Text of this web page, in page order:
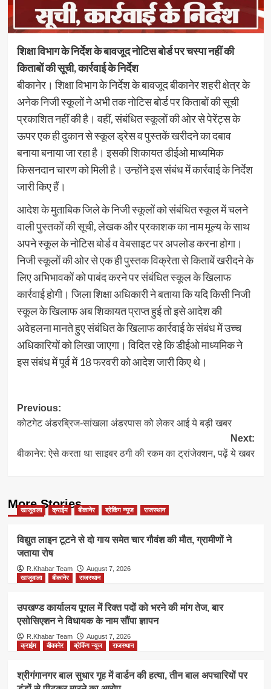
शिक्षा विभाग के निर्देश के बावजूद नोटिस बोर्ड पर चस्पा नहीं की
किताबों की सूची, कार्रवाई के निर्देश
बीकानेर। शिक्षा विभाग के निर्देश के बावजूद बीकानेर शहरी क्षेत्र के
अनेक निजी स्कूलों ने अभी तक नोटिस बोर्ड पर किताबों की सूची
प्रकाशित नहीं की है। वहीं, संबंधित स्कूलों की ओर से पेरेंट्स के
ऊपर एक ही दुकान से स्कूल ड्रेस व पुस्तकें खरीदने का दबाव
बनाया बनाया जा रहा है। इसकी शिकायत डीईओ माध्यमिक
किसनदान चारण को मिली है। उन्होंने इस संबंध में कार्रवाई के निर्देश
जारी किए हैं।
आदेश के मुताबिक जिले के निजी स्कूलों को संबंधित स्कूल में चलने
वाली पुस्तकों की सूची, लेखक और प्रकाशक का नाम मूल्य के साथ
अपने स्कूल के नोटिस बोर्ड व वेबसाइट पर अपलोड करना होगा।
निजी स्कूलों की ओर से एक ही पुस्तक विक्रेता से किताबें खरीदने के
लिए अभिभावकों को पाबंद करने पर संबंधित स्कूल के खिलाफ
कार्रवाई होगी। जिला शिक्षा अधिकारी ने बताया कि यदि किसी निजी
स्कूल के खिलाफ अब शिकायत प्राप्त हुई तो इसे आदेश की
अवेहलना मानते हुए संबंधित के खिलाफ कार्रवाई के संबंध में उच्च
अधिकारियों को लिखा जाएगा। विदित रहे कि डीईओ माध्यमिक ने
इस संबंध में पूर्व में 18 फरवरी को आदेश जारी किए थे।
Post
navigation
Previous:
कोटगेट अंडरब्रिज-सांखला अंडरपास को लेकर आई ये बड़ी खबर
Next:
बीकानेर: ऐसे करता था साइबर ठगी की रकम का ट्रांजेक्शन, पढ़ें ये खबर
More Stories
खाजूवाला क्राईम बीकानेर ब्रेकिंग न्यूज राजस्थान
विद्युत लाइन टूटने से दो गाय समेत चार गौवंश की मौत, ग्रामीणों ने
जताया रोष
R.Khabar Team
August 7, 2026
खाजूवाला
बीकानेर राजस्थान
उपखण्ड कार्यालय पूगल में रिक्त पदों को भरने की मांग तेज, बार
एसोसिएशन ने विधायक के नाम सौंपा ज्ञापन
R.Khabar Team
August 7, 2026
क्राईम
बीकानेर ब्रेकिंग न्यूज राजस्थान
श्रीगंगानगर बाल सुधार गृह में वार्डन की हत्या, तीन बाल अपचारियों पर